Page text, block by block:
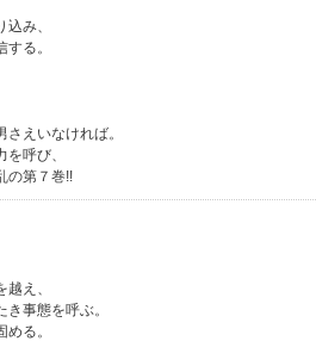
み、
る。
えいなければ。
呼び、
の第７巻!!
え、
事態を呼ぶ。
る。